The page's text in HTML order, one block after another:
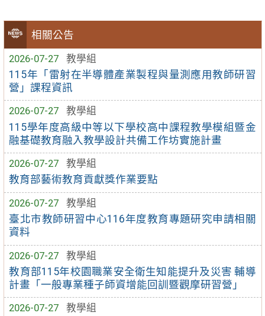
相關公告
2026-07-27
教學組
115年「雷射在半導體產業製程與量測應用教師研習
營」課程資訊
2026-07-27
教學組
115學年度高級中等以下學校高中課程教學模組暨金
融基礎教育融入教學設計共備工作坊實施計畫
2026-07-27
教學組
教育部藝術教育貢獻獎作業要點
2026-07-27
教學組
臺北市教師研習中心116年度教育專題研究申請相關
資料
2026-07-27
教學組
教育部115年校園職業安全衛生知能提升及災害 輔導
計畫「一般專業種子師資增能回訓暨觀摩研習營」
2026-07-27
教學組